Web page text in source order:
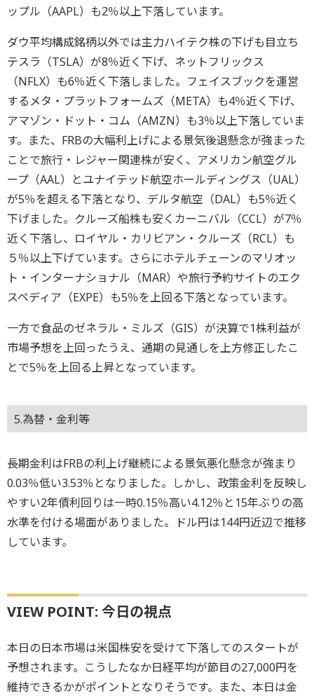
ップル（AAPL）も2％以上下落しています。
ダウ平均構成銘柄以外では主力ハイテク株の下げも目立ち
テスラ（TSLA）が8％近く下げ、ネットフリックス
（NFLX）も6％近く下落しました。フェイスブックを運営
するメタ・プラットフォームズ（META）も4％近く下げ、
アマゾン・ドット・コム（AMZN）も3％以上下落していま
す。また、FRBの大幅利上げによる景気後退懸念が強まった
ことで旅行・レジャー関連株が安く、アメリカン航空グル
ープ（AAL）とユナイテッド航空ホールディングス（UAL）
が5％を超える下落となり、デルタ航空（DAL）も5％近く
下げました。クルーズ船株も安くカーニバル（CCL）が7％
近く下落し、ロイヤル・カリビアン・クルーズ（RCL）も
５％以上下げています。さらにホテルチェーンのマリオッ
ト・インターナショナル（MAR）や旅行予約サイトのエク
スペディア（EXPE）も5％を上回る下落となっています。
一方で食品のゼネラル・ミルズ（GIS）が決算で1株利益が
市場予想を上回ったうえ、通期の見通しを上方修正したこ
とで5％を上回る上昇となっています。
5.為替・金利等
長期金利はFRBの利上げ継続による景気悪化懸念が強まり
0.03％低い3.53％となりました。しかし、政策金利を反映し
やすい2年債利回りは一時0.15％高い4.12％と15年ぶりの高
水準を付ける場面がありました。ドル円は144円近辺で推移
しています。
VIEW POINT: 今日の視点
本日の日本市場は米国株安を受けて下落してのスタートが
予想されます。こうしたなか日経平均が節目の27,000円を
維持できるかがポイントとなりそうです。また、本日は金